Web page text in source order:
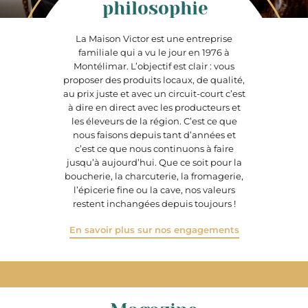
La Maison Victor est une entreprise
familiale qui a vu le jour en 1976 à
Montélimar. L’objectif est clair : vous
proposer des produits locaux, de qualité,
au prix juste et avec un circuit-court c’est
à dire en direct avec les producteurs et
les éleveurs de la région. C’est ce que
nous faisons depuis tant d’années et
c’est ce que nous continuons à faire
jusqu’à aujourd’hui. Que ce soit pour la
boucherie, la charcuterie, la fromagerie,
l’épicerie fine ou la cave, nos valeurs
restent inchangées depuis toujours !
En savoir plus sur nos engagements
philosophie